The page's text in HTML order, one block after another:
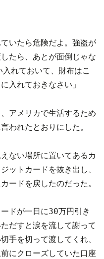
いたら危険だよ。強盗が
たら、あとが面倒じゃな
れておいて、財布はこ
入れておきなさい」
アメリカで生活するため
われたとおりにした。
ない場所に置いてあるカ
ットカードを抜き出し、
ードを戻したのだった。
ドが一日に30万円引き
だすと涙を流して謝って
手を切って渡してくれ、
にクローズしていた口座